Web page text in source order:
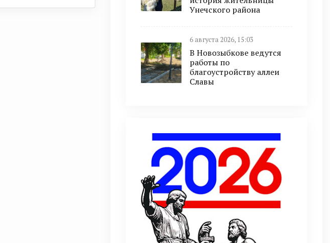
Унечского района
6 августа 2026, 15:03
В Новозыбкове ведутся
работы по
благоустройству аллеи
Славы